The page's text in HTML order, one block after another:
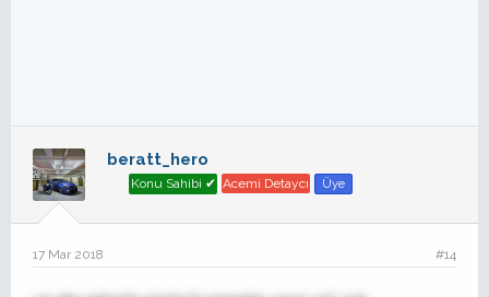
beratt_hero
Konu Sahibi ✔ Acemi Detaycı Üye
17 Mar 2018 #14